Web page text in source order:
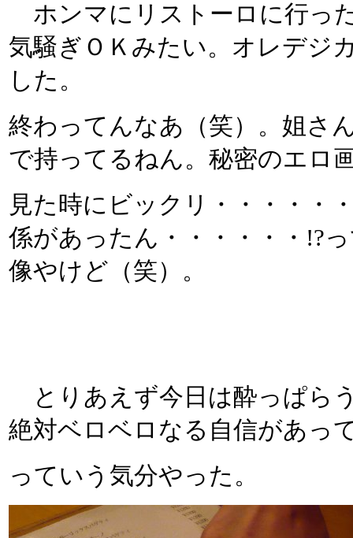
ホンマにリストーロに行っ
気騒ぎＯＫみたい。オレデジ
した。
終わってんなあ（笑）。姐さ
で持ってるねん。秘密のエロ
見た時にビックリ・・・・・
係があったん・・・・・・!?
像やけど（笑）。
とりあえず今日は酔っぱら
絶対ベロベロなる自信があっ
っていう気分やった。